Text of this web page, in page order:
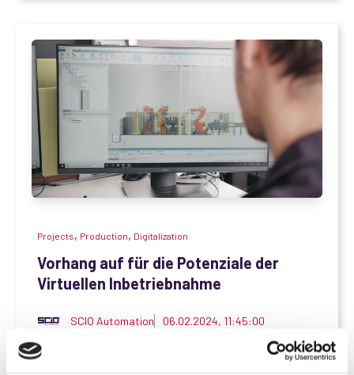
Projects, Production, Digitalization
Vorhang auf für die Potenziale der
Virtuellen Inbetriebnahme
SCIO Automation 06.02.2024, 11:45:00
Was haben eine Ballettaufführung und die Virtuelle
Inbetriebnahme (VIBN) gemeinsam? Auf den ersten...